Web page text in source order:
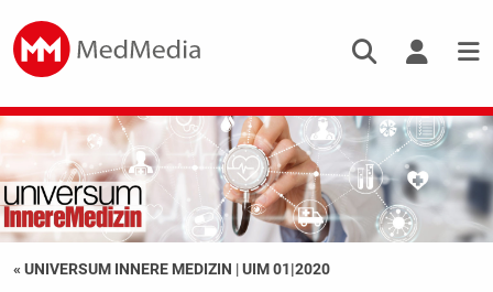
« UNIVERSUM INNERE MEDIZIN |UIM 01|2020